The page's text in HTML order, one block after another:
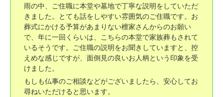
雨の中、ご住職に本堂や墓地で丁寧な説明をしていただ
きました。とても話をしやすい雰囲気のご住職です。お
葬式にかける予算があまりない檀家さんからのお願い
で、年に一回くらいは、こちらの本堂で家族葬もされて
いるそうです。ご住職の説明をお聞きしていますと、控
えめな感じですが、面倒見の良いお人柄という印象を受
けました。
もしも仏事のご相談などがございましたら、安心してお
尋ねいただけると思います。